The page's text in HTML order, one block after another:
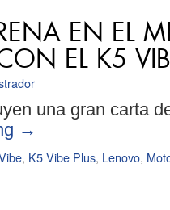
EN EL
EL K5
una gran carta
→
, K5 Vibe Plus, Lenovo,